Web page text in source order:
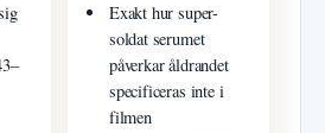
Exakt hur super-
soldat serumet
påverkar åldrandet
specificeras inte i
filmen